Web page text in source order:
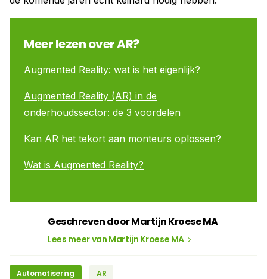
Meer lezen over AR?
Augmented Reality: wat is het eigenlijk?
Augmented Reality (AR) in de
onderhoudssector: de 3 voordelen
Kan AR het tekort aan monteurs oplossen?
Wat is Augmented Reality?
Geschreven door Martijn Kroese MA
Lees meer van Martijn Kroese MA
Automatisering AR